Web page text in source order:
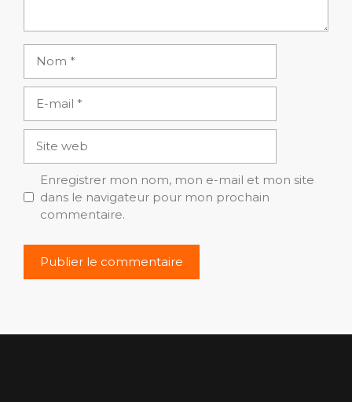
mail
web
Enregistrer mon nom, mon e-mail et mon site
dans le navigateur pour mon prochain
commentaire.